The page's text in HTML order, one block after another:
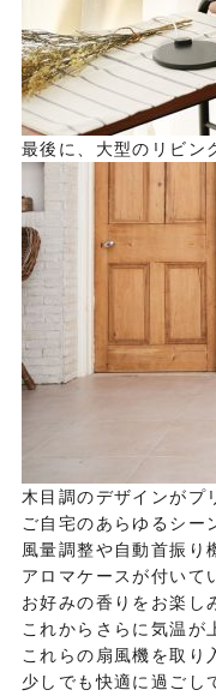
最後に、大型のリビン
木目調のデザインがプ
ご自宅のあらゆるシー
風量調整や自動首振り
アロマケースが付いて
お好みの香りをお楽し
これからさらに気温が
これらの扇風機を取り
少しでも快適に過ごし